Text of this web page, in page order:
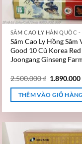
Sâm Cao Ly Hồng Sâm
Good 10 Củ Korea
Joongang Ginseng
2.500.000₫ 1.890.000
THÊM VÀO GIỎ HÀNG